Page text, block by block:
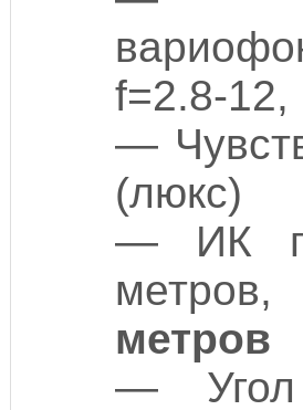
f=2.8-12,
—
(люкс)
— ИК
метров
— Угол